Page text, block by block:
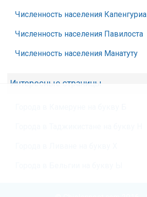
Численность населения Капенгуриа
Численность населения Павилоста
Численность населения Манатуту
Интересные страницы